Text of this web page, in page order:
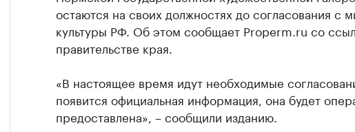
остаются на своих должностях до согласования с
культуры РФ. Об этом сообщает Properm.ru со
правительстве края.
«В настоящее время идут необходимые
появится официальная информация, она будет
предоставлена», – сообщили изданию.